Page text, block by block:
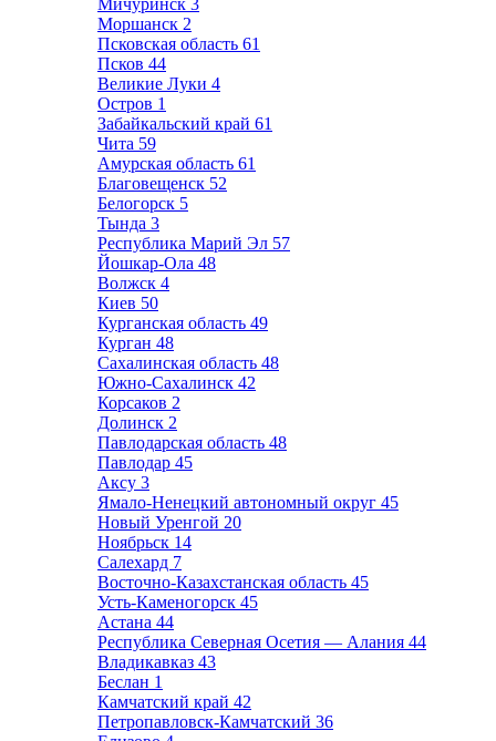
Мичуринск 3
Моршанск 2
Псковская область 61
Псков 44
Великие Луки 4
Остров 1
Забайкальский край 61
Чита 59
Амурская область 61
Благовещенск 52
Белогорск 5
Тында 3
Республика Марий Эл 57
Йошкар-Ола 48
Волжск 4
Киев 50
Курганская область 49
Курган 48
Сахалинская область 48
Южно-Сахалинск 42
Корсаков 2
Долинск 2
Павлодарская область 48
Павлодар 45
Аксу 3
Ямало-Ненецкий автономный округ 45
Новый Уренгой 20
Ноябрьск 14
Салехард 7
Восточно-Казахстанская область 45
Усть-Каменогорск 45
Астана 44
Республика Северная Осетия — Алания 44
Владикавказ 43
Беслан 1
Камчатский край 42
Петропавловск-Камчатский 36